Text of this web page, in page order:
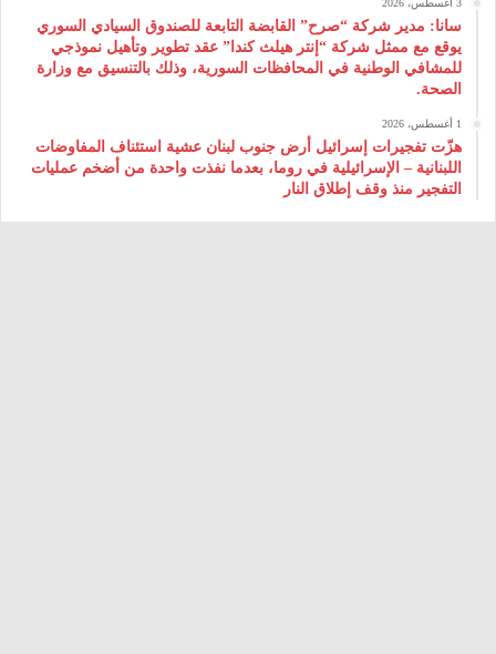
3 أغسطس، 2026
سانا: مدير شركة “صرح” القابضة التابعة للصندوق السيادي السوري
يوقع مع ممثل شركة “إنتر هيلث كندا” عقد تطوير وتأهيل نموذجي
للمشافي الوطنية في المحافظات السورية، وذلك بالتنسيق مع وزارة
الصحة.
1 أغسطس، 2026
هزّت تفجيرات إسرائيل أرض جنوب لبنان عشية استئناف المفاوضات
اللبنانية – الإسرائيلية في روما، بعدما نفذت واحدة من أضخم عمليات
التفجير منذ وقف إطلاق النار